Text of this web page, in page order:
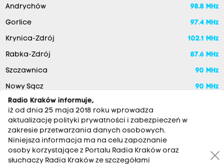
Andrychów 98.8 MHz
Gorlice 97.4 MHz
Krynica-Zdrój 102.1 MHz
Rabka-Zdrój 87.6 MHz
Szczawnica 90 MHz
Nowy Sącz
90 MHz
Radio Kraków informuje,
iż od dnia 25 maja 2018 roku wprowadza
aktualizację polityki prywatności i zabezpieczeń w
zakresie przetwarzania danych osobowych.
Niniejsza informacja ma na celu zapoznanie
osoby korzystające z Portalu Radia Kraków oraz
słuchaczy Radia Kraków ze szczegółami